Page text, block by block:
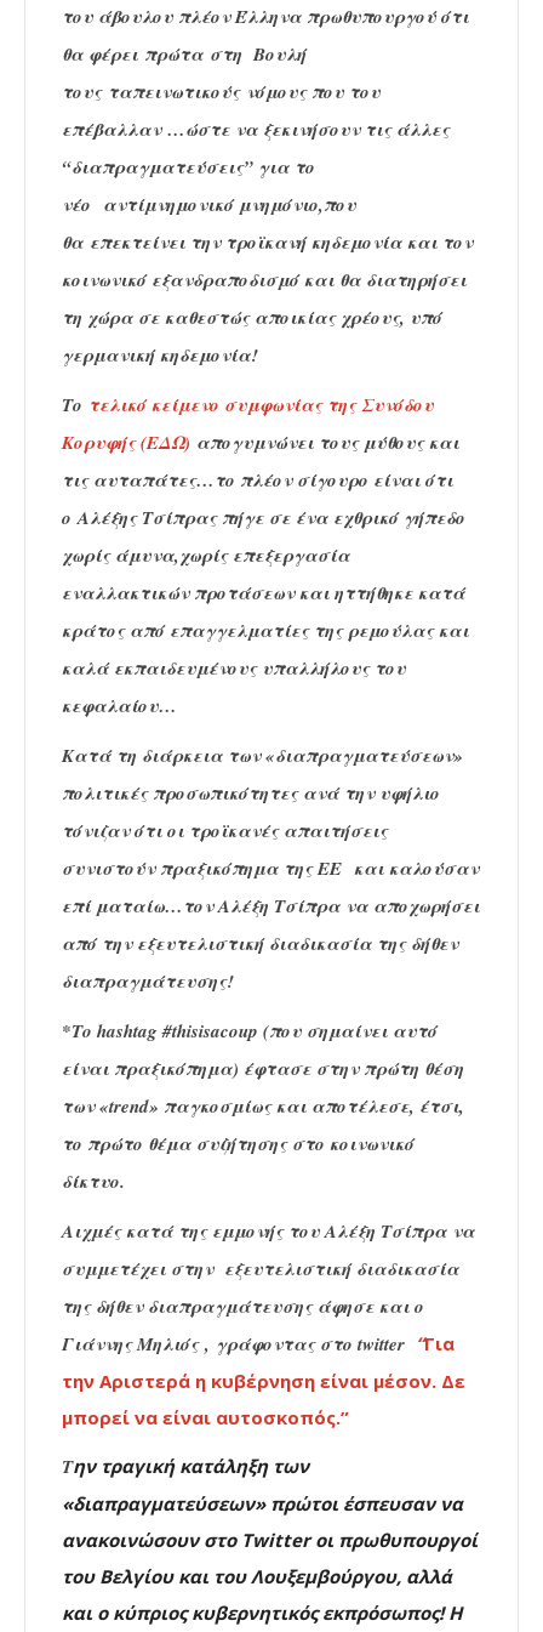
του άβουλου πλέον Έλληνα πρωθυπουργού ότι
θα φέρει πρώτα στη Βουλή
τους ταπεινωτικούς νόμους που του
επέβαλλαν …ώστε να ξεκινήσουν τις άλλες
“διαπραγματεύσεις” για το
νέο αντίμνημονικό μνημόνιο,που
θα επεκτείνει την τροϊκανή κηδεμονία και τον
κοινωνικό εξανδραποδισμό και θα διατηρήσει
τη χώρα σε καθεστώς αποικίας χρέους, υπό
γερμανική κηδεμονία!
Το τελικό κείμενο συμφωνίας της Συνόδου
Κορυφής (ΕΔΩ) απογυμνώνει τους μύθους και
τις αυταπάτες…το πλέον σίγουρο είναι ότι
ο Αλέξης Τσίπρας πήγε σε ένα εχθρικό γήπεδο
χωρίς άμυνα,χωρίς επεξεργασία
εναλλακτικών προτάσεων και ηττήθηκε κατά
κράτος από επαγγελματίες της ρεμούλας και
καλά εκπαιδευμένους υπαλλήλους του
κεφαλαίου…
Κατά τη διάρκεια των «διαπραγματεύσεων»
πολιτικές προσωπικότητες ανά την υφήλιο
τόνιζαν ότι οι τροϊκανές απαιτήσεις
συνιστούν πραξικόπημα της ΕΕ και καλούσαν
επί ματαίω…τον Αλέξη Τσίπρα να αποχωρήσει
από την εξευτελιστική διαδικασία της δήθεν
διαπραγμάτευσης!
*Το hashtag #thisisacoup (που σημαίνει αυτό
είναι πραξικόπημα) έφτασε στην πρώτη θέση
των «trend» παγκοσμίως και αποτέλεσε, έτσι,
το πρώτο θέμα συζήτησης στο κοινωνικό
δίκτυο.
Αιχμές κατά της εμμονής του Αλέξη Τσίπρα να
συμμετέχει στην εξευτελιστική διαδικασία
της δήθεν διαπραγμάτευσης άφησε και ο
Γιάννης Μηλιός , γράφοντας στο twitter “Για
την Αριστερά η κυβέρνηση είναι μέσον. Δε
μπορεί να είναι αυτοσκοπός.”
Την τραγική κατάληξη των
«διαπραγματεύσεων» πρώτοι έσπευσαν να
ανακοινώσουν στο Twitter οι πρωθυπουργοί
του Βελγίου και του Λουξεμβούργου, αλλά
και ο κύπριος κυβερνητικός εκπρόσωπος! Η